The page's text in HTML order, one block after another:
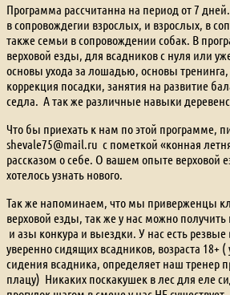
Программа рассчитанна на период от 7
в сопровождегии взрослых, и взрослых, в
также семьи в сопровождении собак. В
верховой езды, для всадников с нуля или
основы ухода за лошадью, основы тренинга,
коррекция посадки, занятия на развитие
седла. А так же различные навыки
Что бы приехать к нам по этой программе,
shevale75@mail.ru с пометкой «конная
рассказом о себе. О вашем опыте верховой
хотелось узнать нового.
Так же напоминаем, что мы приверженцы
верховой езды, так же у нас можно
и азы конкура и выездки. У нас есть
уверенно сидящих всадников, возраста 18+ (
сидения всадника, определяет наш тренер
плацу) Никаких поскакушек в лес для еле